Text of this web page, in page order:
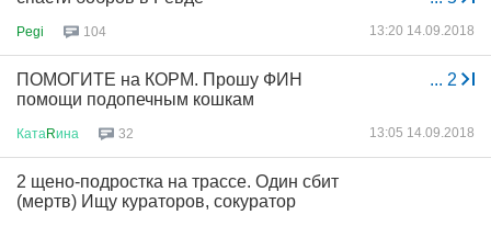
Pegi 104 13:20 14.09.2018
... 2
ПОМОГИТЕ на КОРМ. Прошу ФИН
помощи подопечным кошкам
КатаRина 32 13:05 14.09.2018
2 щено-подростка на трассе. Один сбит
(мертв) Ищу кураторов, сокуратор